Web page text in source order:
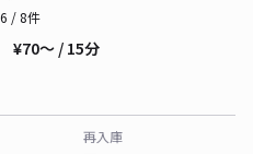
/ 8件
¥70〜 / 15分
再入庫